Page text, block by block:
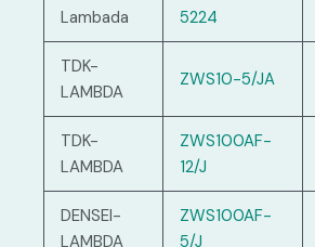
Lambada
5224
TDK-
LAMBDA
ZWS10-5/JA
TDK-
LAMBDA
ZWS100AF-
12/J
DENSEI-
LAMBDA
ZWS100AF-
5/J